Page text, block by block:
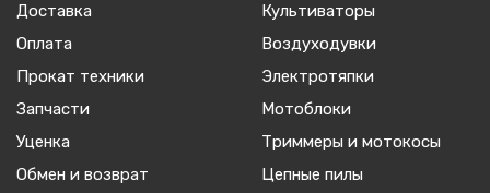
Доставка
Оплата
Прокат техники
Запчасти
Уценка
Обмен и возврат
Культиваторы
Воздуходувки
Электротяпки
Мотоблоки
Триммеры и мотокосы
Цепные пилы